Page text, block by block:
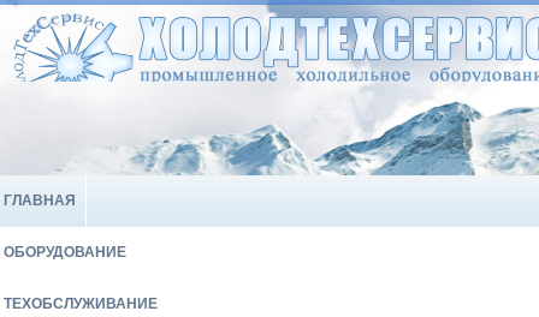
ГЛАВНАЯ
ОБОРУДОВАНИЕ
ТЕХОБСЛУЖИВАНИЕ